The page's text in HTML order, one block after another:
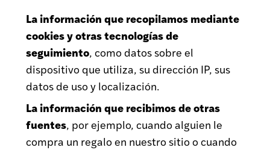
La información que recopilamos mediante
cookies y otras tecnologías de
seguimiento, como datos sobre el
dispositivo que utiliza, su dirección IP, sus
datos de uso y localización.
La información que recibimos de otras
fuentes, por ejemplo, cuando alguien le
compra un regalo en nuestro sitio o cuando